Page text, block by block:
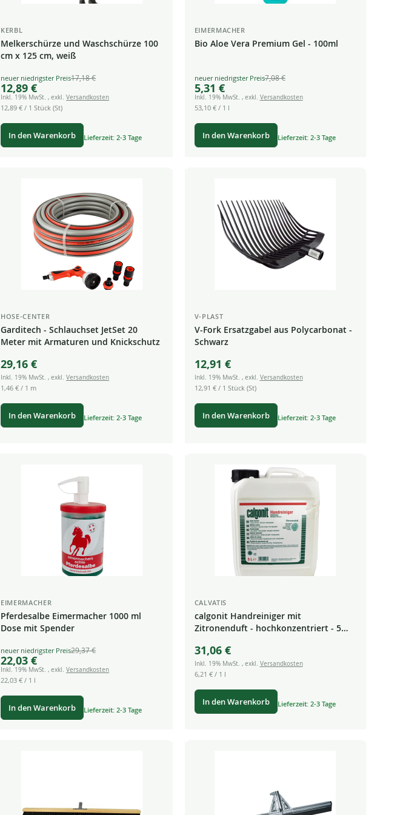
KERBL
Melkerschürze und Waschschürze 100
cm x 125 cm, weiß
Special
Price
12,89 €
17,18 €
Inkl. 19% MwSt.,exkl.Versandkosten
12,89 € / 1 Stück (St)
In den Warenkorb Lieferzeit: 2-3 Tage
EIMERMACHER
Bio Aloe Vera Premium Gel - 100ml
Special
Price
5,31 €
7,08 €
Inkl. 19% MwSt. , exkl. Versandkosten
53,10 €/ 1 l
In den Warenkorb Lieferzeit: 2-3 Tage
HOSE-CENTER
Garditech - Schlauchset JetSet 20
Meter mit Armaturen und Knickschutz
29,16 €
Inkl. 19% MwSt.,exkl.Versandkosten
1,46 € / 1 m
In den Warenkorb Lieferzeit: 2-3 Tage
V-PLAST
V-Fork Ersatzgabel aus Polycarbonat -
Schwarz
12,91 €
Inkl. 19% MwSt. , exkl. Versandkosten
12,91 €/ 1 Stück (St)
In den Warenkorb Lieferzeit: 2-3 Tage
EIMERMACHER
Pferdesalbe Eimermacher 1000 ml
Dose mit Spender
Special
Price
22,03 €
29,37 €
Inkl. 19% MwSt.,exkl.Versandkosten
22,03 € / 1 l
In den Warenkorb Lieferzeit: 2-3 Tage
CALVATIS
calgonit Handreiniger mit
Zitronenduft - hochkonzentriert - 5
31,06 €
Inkl. 19% MwSt. , exkl. Versandkosten
6,21 €/ 1 l
In den Warenkorb Lieferzeit: 2-3 Tage